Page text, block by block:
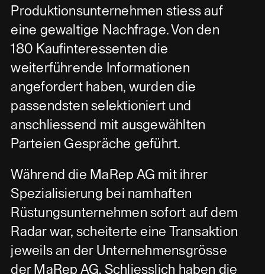
Produktionsunternehmen stiess auf
eine gewaltige Nachfrage. Von den
180 Kaufinteressenten die
weiterführende Informationen
angefordert haben, wurden die
passendsten selektioniert und
anschliessend mit ausgewählten
Parteien Gespräche geführt.
Während die MaRep AG mit ihrer
Spezialisierung bei namhaften
Rüstungsunternehmen sofort auf dem
Radar war, scheiterte eine Transaktion
jeweils an der Unternehmensgrösse
der MaRep AG. Schliesslich haben die